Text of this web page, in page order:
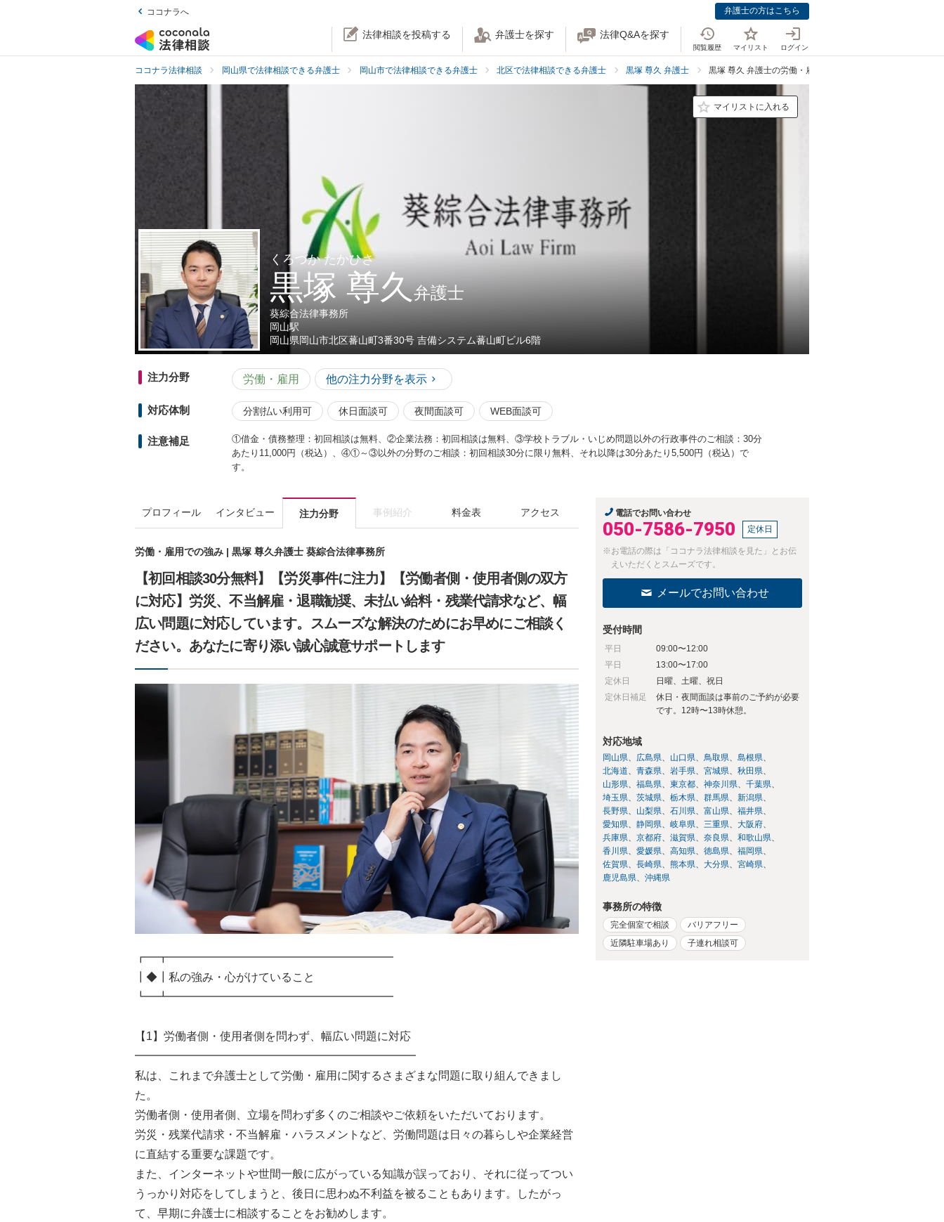
ココナラへ 弁護士の方はこちら
法律相談を投稿する 弁護士を探す 法律Q&Aを探す
閲覧履歴 マイリスト ログイン
ココナラ法律相談 岡山県で法律相談できる弁護士 岡山市で法律相談できる弁護士 北区で法律相談できる弁護士 黒塚 尊久 弁護士 黒塚 尊久 弁護士の労働・雇用での強み
マイリストに入れる
くろづか たかひさ
黒塚 尊久弁護士
葵綜合法律事務所
岡山駅
岡山県岡山市北区蕃山町3番30号 吉備システム蕃山町ビル6階
注力分野 労働・雇用 他の注力分野を表示
対応体制 分割払い利用可 休日面談可 夜間面談可 WEB面談可
注意補足
①借金・債務整理：初回相談は無料、②企業法務：初回相談は無料、③学校トラブル・いじめ問題以外の行政事件のご相談：30分
あたり11,000円（税込）、④①～③以外の分野のご相談：初回相談30分に限り無料、それ以降は30分あたり5,500円（税込）で
す。
プロフィール インタビュー 注力分野 事例紹介 料金表 アクセス
労働・雇用での強み | 黒塚 尊久弁護士 葵綜合法律事務所
【初回相談30分無料】【労災事件に注力】【労働者側・使用者側の双方
に対応】労災、不当解雇・退職勧奨、未払い給料・残業代請求など、幅
広い問題に対応しています。スムーズな解決のためにお早めにご相談く
ださい。あなたに寄り添い誠心誠意サポートします
┏━┳━━━━━━━━━━━━━━━━━━━━
┃◆┃私の強み・心がけていること
┗━┻━━━━━━━━━━━━━━━━━━━━
【1】労働者側・使用者側を問わず、幅広い問題に対応
━━━━━━━━━━━━━━━━━━━━━━━━━
私は、これまで弁護士として労働・雇用に関するさまざまな問題に取り組んできまし
た。
労働者側・使用者側、立場を問わず多くのご相談やご依頼をいただいております。
労災・残業代請求・不当解雇・ハラスメントなど、労働問題は日々の暮らしや企業経営
に直結する重要な課題です。
また、インターネットや世間一般に広がっている知識が誤っており、それに従ってつい
うっかり対応をしてしまうと、後日に思わぬ不利益を被ることもあります。したがっ
て、早期に弁護士に相談することをお勧めします。
電話でお問い合わせ
050-7586-7950 定休日
※お電話の際は「ココナラ法律相談を見た」とお伝
えいただくとスムーズです。
メールでお問い合わせ
受付時間
平日
09:00〜12:00
平日
13:00〜17:00
定休日
日曜、土曜、祝日
定休日補足
休日・夜間面談は事前のご予約が必要
です。12時〜13時休憩。
対応地域
岡山県 広島県 山口県 鳥取県
島根県
北海道
青森県 岩手県 宮城県
秋田県
山形県
福島県 東京都 神奈川県
千葉県
埼玉県
茨城県 栃木県 群馬県
新潟県
長野県
山梨県 石川県 富山県
福井県
愛知県
静岡県 岐阜県 三重県
大阪府
兵庫県
京都府 滋賀県 奈良県
和歌山県
香川県
愛媛県 高知県 徳島県
福岡県
佐賀県
長崎県 熊本県 大分県
宮崎県
鹿児島県
沖縄県
事務所の特徴
完全個室で相談
バリアフリー
近隣駐車場あり
子連れ相談可